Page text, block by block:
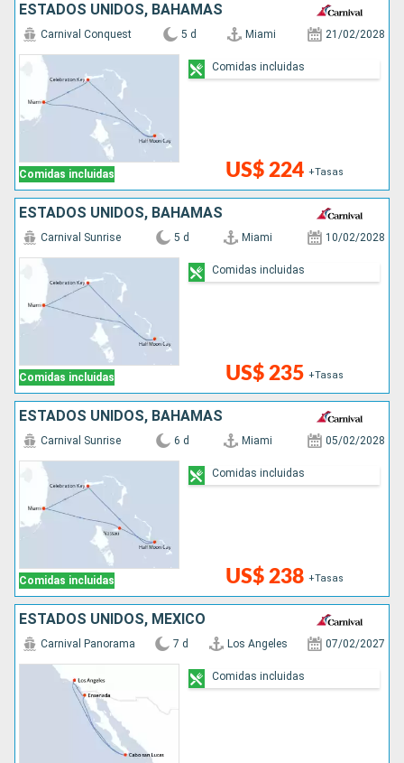
ESTADOS UNIDOS, BAHAMAS
Comidas incluidas
Carnival Conquest 5 d Miami 21/02/2028
US$ 224 +Tasas
Comidas incluidas
ESTADOS UNIDOS, BAHAMAS
Comidas incluidas
Carnival Sunrise 5 d Miami 10/02/2028
US$ 235 +Tasas
Comidas incluidas
ESTADOS UNIDOS, BAHAMAS
Comidas incluidas
Carnival Sunrise 6 d Miami 05/02/2028
US$ 238 +Tasas
Comidas incluidas
ESTADOS UNIDOS, MÉXICO
Carnival Panorama 7 d Los Angeles 07/02/2027
Comidas incluidas